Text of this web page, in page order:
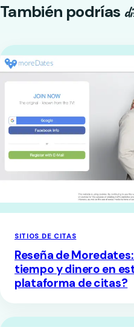
También podrías
SITIOS DE CITAS
Reseña de
tiempo y dinero en
plataforma de citas?